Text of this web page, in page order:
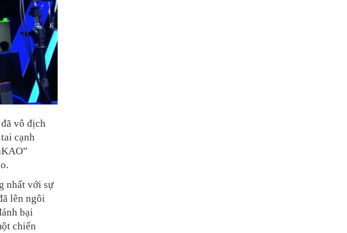
vô địch
cạnh
nhất với sự
lên ngôi
bại
chiến